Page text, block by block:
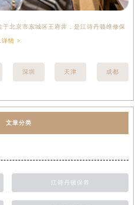
北京市东城区王府井，是江诗丹顿维修保
详情 >
深圳 天津 成都
文章分类
江诗丹顿保养